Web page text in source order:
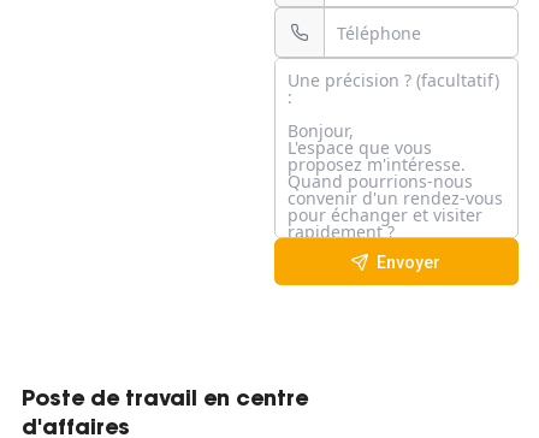
Envoyer
Poste de travail en centre
d'affaires